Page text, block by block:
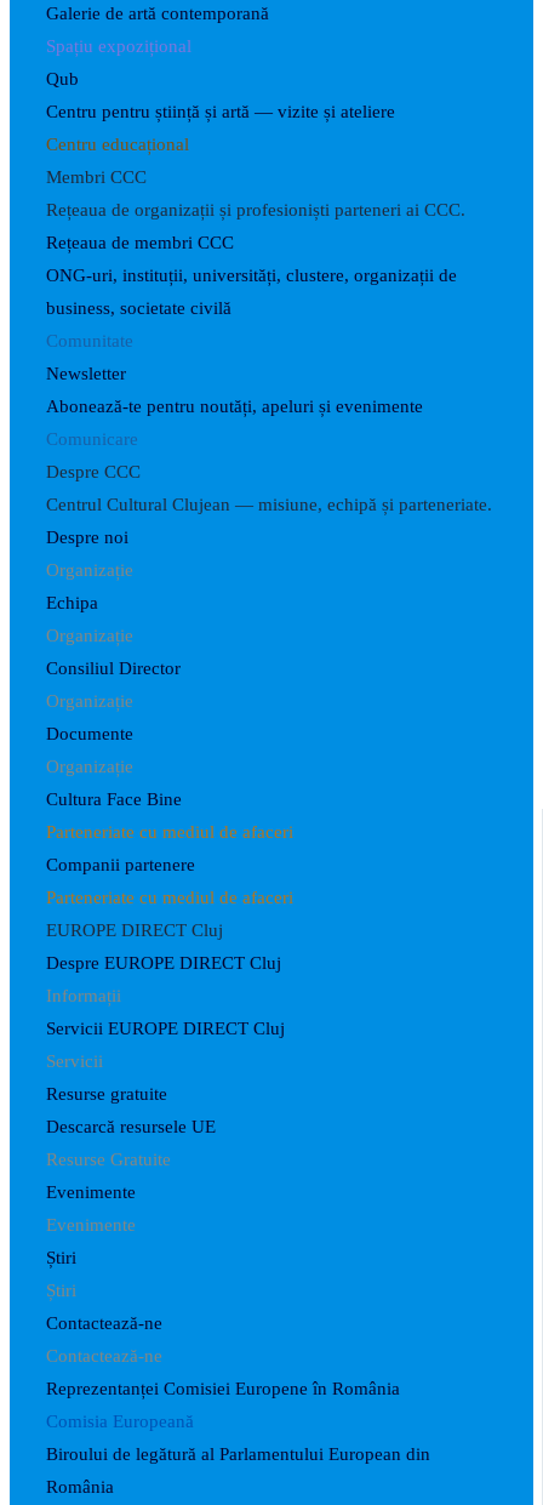
Galerie de artă contemporană
Spațiu expozițional
Qub
Centru pentru știință și artă — vizite și ateliere
Centru educațional
Membri CCC
Rețeaua de organizații și profesioniști parteneri ai CCC.
Rețeaua de membri CCC
ONG-uri, instituții, universități, clustere, organizații de
business, societate civilă
Comunitate
Newsletter
Abonează-te pentru noutăți, apeluri și evenimente
Comunicare
Despre CCC
Centrul Cultural Clujean — misiune, echipă și parteneriate.
Despre noi
Organizație
Echipa
Organizație
Consiliul Director
Organizație
Documente
Organizație
Cultura Face Bine
Parteneriate cu mediul de afaceri
Companii partenere
Parteneriate cu mediul de afaceri
EUROPE DIRECT Cluj
Despre EUROPE DIRECT Cluj
Informații
Servicii EUROPE DIRECT Cluj
Servicii
Resurse gratuite
Descarcă resursele UE
Resurse Gratuite
Evenimente
Evenimente
Știri
Știri
Contactează-ne
Contactează-ne
Reprezentanței Comisiei Europene în România
Comisia Europeană
Biroului de legătură al Parlamentului European din
România